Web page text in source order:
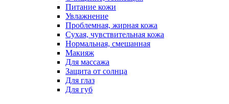
Питание кожи
Увлажнение
Проблемная, жирная кожа
Сухая, чувствительная кожа
Нормальная, смешанная
Макияж
Для массажа
Защита от солнца
Для глаз
Для губ